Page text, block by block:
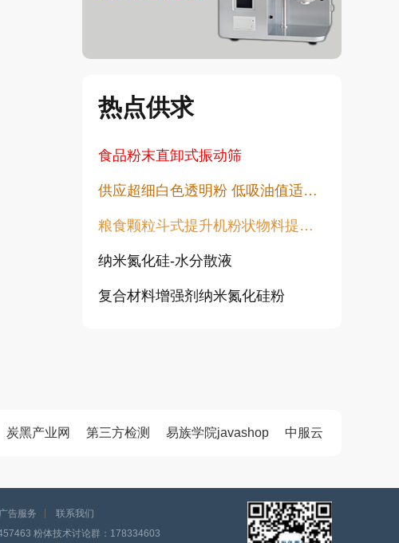
热点供求
食品粉末直卸式振动筛
供应超细白色透明粉 低吸油值适用于塑料橡胶油漆透明粉末
粮食颗粒斗式提升机粉状物料提升机
纳米氮化硅-水分散液
复合材料增强剂纳米氮化硅粉
旋流除尘器 离心除尘机 大颗粒粉尘预处理除尘设备 CLK型扩散式除尘器 陶瓷多管旋风除尘
炭黑产业网 第三方检测 易族学院javashop 中服云
广告服务
联系我们
粉体技术讨论群：178334603